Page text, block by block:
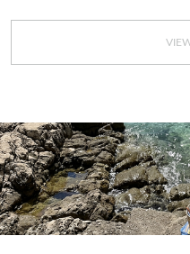
MADE by NANING9